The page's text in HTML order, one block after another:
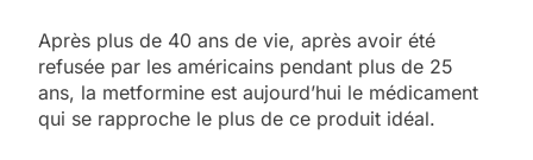
Après plus de 40 ans de vie, après avoir été
refusée par les américains pendant plus de 25
ans, la metformine est aujourd’hui le médicament
qui se rapproche le plus de ce produit idéal.